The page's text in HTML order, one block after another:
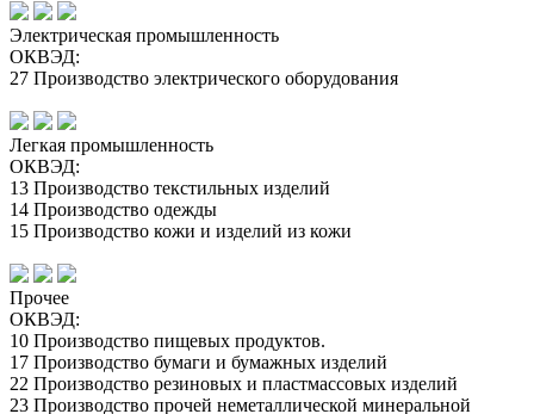
Электрическая промышленность
ОКВЭД:
27 Производство электрического оборудования
Легкая промышленность
ОКВЭД:
13 Производство текстильных изделий
14 Производство одежды
15 Производство кожи и изделий из кожи
Прочее
ОКВЭД:
10 Производство пищевых продуктов.
17 Производство бумаги и бумажных изделий
22 Производство резиновых и пластмассовых изделий
23 Производство прочей неметаллической минеральной